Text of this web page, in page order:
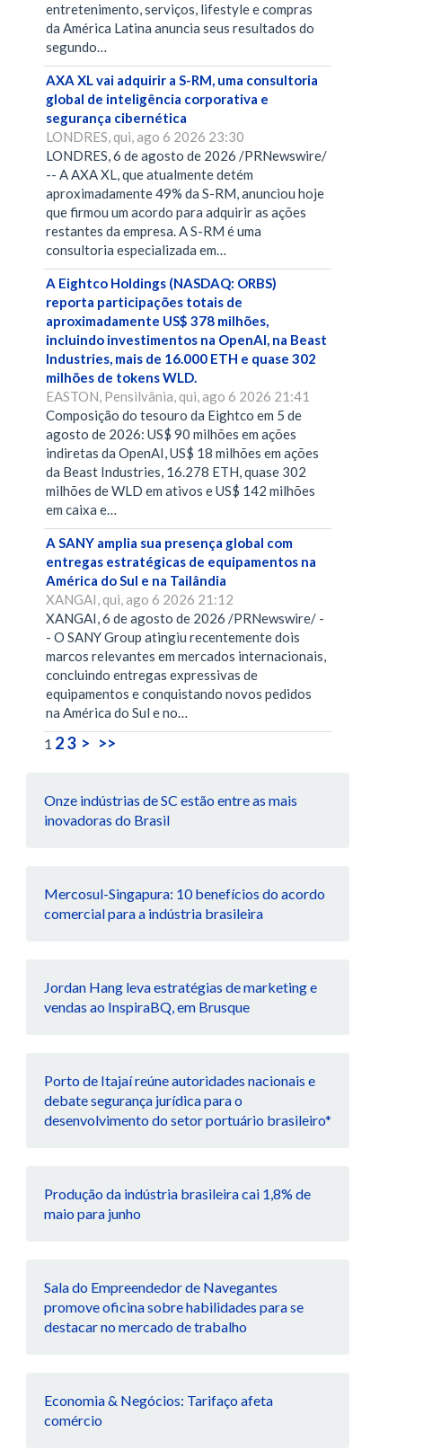
entretenimento, serviços, lifestyle e compras
da América Latina anuncia seus resultados do
segundo…
AXA XL vai adquirir a S-RM, uma consultoria
global de inteligência corporativa e
segurança cibernética
LONDRES, qui, ago 6 2026 23:30
LONDRES, 6 de agosto de 2026 /PRNewswire/
-- A AXA XL, que atualmente detém
aproximadamente 49% da S-RM, anunciou hoje
que firmou um acordo para adquirir as ações
restantes da empresa. A S-RM é uma
consultoria especializada em…
A Eightco Holdings (NASDAQ: ORBS)
reporta participações totais de
aproximadamente US$ 378 milhões,
incluindo investimentos na OpenAI, na Beast
Industries, mais de 16.000 ETH e quase 302
milhões de tokens WLD.
EASTON, Pensilvânia, qui, ago 6 2026 21:41
Composição do tesouro da Eightco em 5 de
agosto de 2026: US$ 90 milhões em ações
indiretas da OpenAI, US$ 18 milhões em ações
da Beast Industries, 16.278 ETH, quase 302
milhões de WLD em ativos e US$ 142 milhões
em caixa e…
A SANY amplia sua presença global com
entregas estratégicas de equipamentos na
América do Sul e na Tailândia
XANGAI, qui, ago 6 2026 21:12
XANGAI, 6 de agosto de 2026 /PRNewswire/ -
- O SANY Group atingiu recentemente dois
marcos relevantes em mercados internacionais,
concluindo entregas expressivas de
equipamentos e conquistando novos pedidos
na América do Sul e no…
1 23 > >>
Onze indústrias de SC estão entre as mais
inovadoras do Brasil
Mercosul-Singapura: 10 benefícios do acordo
comercial para a indústria brasileira
Jordan Hang leva estratégias de marketing e
vendas ao InspiraBQ, em Brusque
Porto de Itajaí reúne autoridades nacionais e
debate segurança jurídica para o
desenvolvimento do setor portuário brasileiro*
Produção da indústria brasileira cai 1,8% de
maio para junho
Sala do Empreendedor de Navegantes
promove oficina sobre habilidades para se
destacar no mercado de trabalho
Economia & Negócios: Tarifaço afeta
comércio